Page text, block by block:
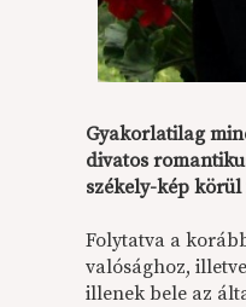
Gyakorlatilag
divatos
székely-kép
Folytatva a
valósághoz,
illenek bele az